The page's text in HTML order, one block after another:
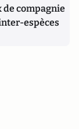
de compagnie
espèces